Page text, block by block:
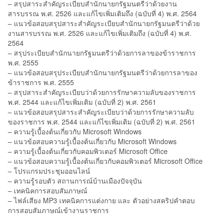
– สรุปสาระสำคัญระเบียบสำนักนายกรัฐมนตรีว่าด้วยงาน
สารบรรณ พ.ศ. 2526 และแก้ไขเพิ่มเติมถึง (ฉบับที่ 4) พ.ศ. 2564
– แนวข้อสอบสรุปสาระสำคัญระเบียบสำนักนายกรัฐมนตรีว่าด้วย
งานสารบรรณ พ.ศ. 2526 และแก้ไขเพิ่มเติมถึง (ฉบับที่ 4) พ.ศ.
2564
– สรุประเบียบสำนักนายกรัฐมนตรีว่าด้วยการลาของข้าราชการ
พ.ศ. 2555
– แนวข้อสอบสรุประเบียบสำนักนายกรัฐมนตรีว่าด้วยการลาของ
ข้าราชการ พ.ศ. 2555
– สรุปสาระสำคัญระเบียบว่าด้วยการรักษาความลับของราชการ
พ.ศ. 2544 และแก้ไขเพิ่มเติม (ฉบับที่ 2) พ.ศ. 2561
– แนวข้อสอบสรุปสาระสำคัญระเบียบว่าด้วยการรักษาความลับ
ของราชการ พ.ศ. 2544 และแก้ไขเพิ่มเติม (ฉบับที่ 2) พ.ศ. 2561
– ความรู้เบื้องต้นเกี่ยวกับ Microsoft Windows
– แนวข้อสอบความรู้เบื้องต้นเกี่ยวกับ Microsoft Windows
– ความรู้เบื้องต้นเกี่ยวกับคอมพิวเตอร์ Microsoft Office
– แนวข้อสอบความรู้เบื้องต้นเกี่ยวกับคอมพิวเตอร์ Microsoft Office
– โปรแกรมประชุมออนไลน์
– ความรู้รอบตัว สถานการณ์บ้านเมืองปัจจุบัน
– เทคนิคการสอบสัมภาษณ์
– ไฟล์เสียง MP3 เทคนิคการแต่งกาย และ ตัวอย่างสคริปคำตอบ
การสอบสัมภาษณ์เข้างานราชการ